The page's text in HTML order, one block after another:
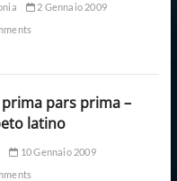
2 Gennaio 2009
pars prima –
latino
10 Gennaio 2009